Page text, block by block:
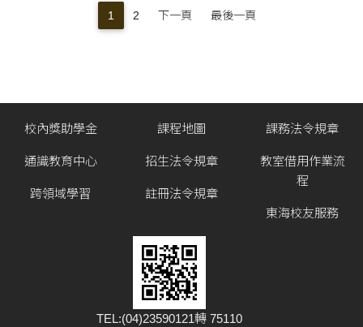
1 2 下一頁 最後一頁
校內獎助學金
通識教育中心
跨領域學習
課程地圖
招生法令規章
註冊法令規章
課務法令規章
教室借用作業流
程
東海校友服務
TEL:(04)23590121轉 75110